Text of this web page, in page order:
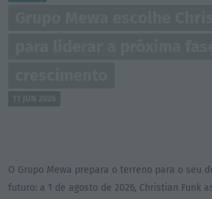
O Grupo Mewa prepara o terreno para o seu
futuro: a 1 de agosto de 2026, Christian Funk